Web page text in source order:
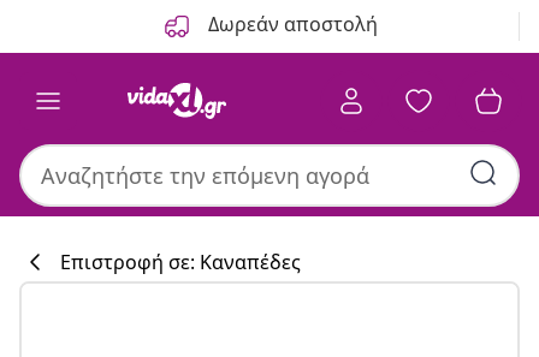
Δωρεάν αποστολή
Επιστροφή σε: Καναπέδες